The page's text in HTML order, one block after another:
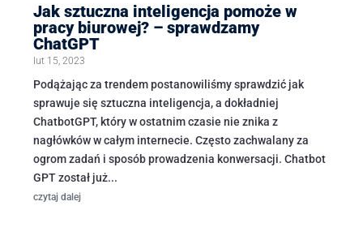
Jak sztuczna inteligencja pomoże w
pracy biurowej? – sprawdzamy
ChatGPT
lut 15, 2023
Podążając za trendem postanowiliśmy sprawdzić jak
sprawuje się sztuczna inteligencja, a dokładniej
ChatbotGPT, który w ostatnim czasie nie znika z
nagłówków w całym internecie. Często zachwalany za
ogrom zadań i sposób prowadzenia konwersacji. Chatbot
GPT został już...
czytaj dalej